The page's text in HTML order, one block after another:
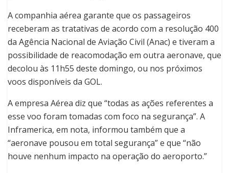
A companhia aérea garante que os passageiros
receberam as tratativas de acordo com a resolução 400
da Agência Nacional de Aviação Civil (Anac) e tiveram a
possibilidade de reacomodação em outra aeronave, que
decolou às 11h55 deste domingo, ou nos próximos
voos disponíveis da GOL.
A empresa Aérea diz que “todas as ações referentes a
esse voo foram tomadas com foco na segurança”. A
Inframerica, em nota, informou também que a
“aeronave pousou em total segurança” e que “não
houve nenhum impacto na operação do aeroporto.”